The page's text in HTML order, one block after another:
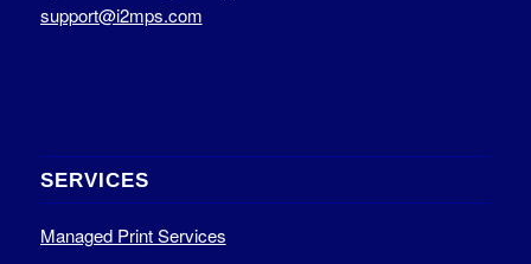
support@i2mps.com
SERVICES
Managed Print Services